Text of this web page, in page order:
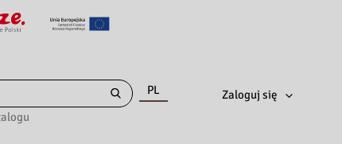
PL Zaloguj się